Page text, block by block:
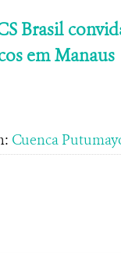
Brasil
em Manaus
Cuenca